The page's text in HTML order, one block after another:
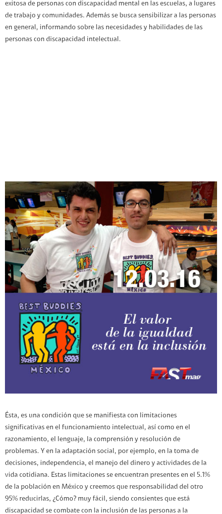
exitosa de personas con discapacidad mental en las escuelas, a lugares
de trabajo y comunidades. Además se busca sensibilizar a las personas
en general, informando sobre las necesidades y habilidades de las
personas con discapacidad intelectual.
Ésta, es una condición que se manifiesta con limitaciones
significativas en el funcionamiento intelectual, así como en el
razonamiento, el lenguaje, la comprensión y resolución de
problemas. Y en la adaptación social, por ejemplo, en la toma de
decisiones, independencia, el manejo del dinero y actividades de la
vida cotidiana. Estas limitaciones se encuentran presentes en el 5.1%
de la población en México y creemos que responsabilidad del otro
95% reducirlas, ¿Cómo? muy fácil, siendo consientes que está
discapacidad se combate con la inclusión de las personas a la